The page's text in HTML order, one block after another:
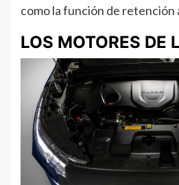
como la función de retención
LOS MOTORES DE